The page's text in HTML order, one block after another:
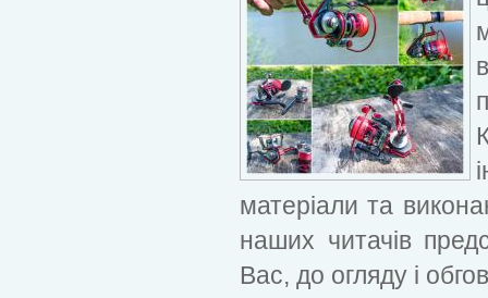
матеріали та
наших читачів
Вас, до огляду і